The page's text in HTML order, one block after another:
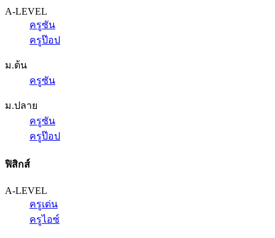
A-LEVEL
ครูซัน
ครูป๊อป
ม.ต้น
ครูซัน
ม.ปลาย
ครูซัน
ครูป๊อป
ฟิสิกส์
A-LEVEL
ครูเด่น
ครูไอซ์